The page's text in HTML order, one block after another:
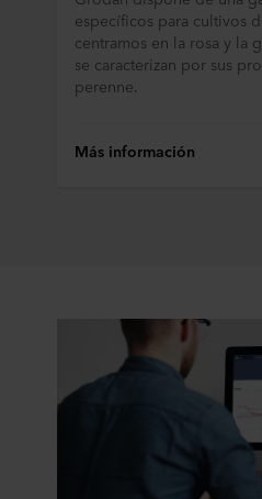
específicos para cultivos
centramos en la rosa y la
se caracterizan por sus
perenne.
Más información